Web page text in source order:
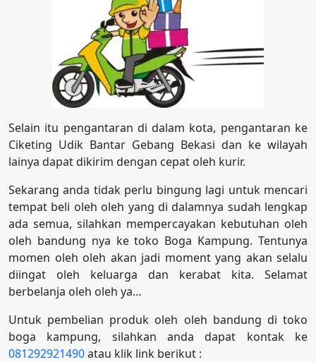
Selain itu pengantaran di dalam kota, pengantaran ke
Ciketing Udik Bantar Gebang Bekasi dan ke wilayah
lainya dapat dikirim dengan cepat oleh kurir.
Sekarang anda tidak perlu bingung lagi untuk mencari
tempat beli oleh oleh yang di dalamnya sudah lengkap
ada semua, silahkan mempercayakan kebutuhan oleh
oleh bandung nya ke toko Boga Kampung. Tentunya
momen oleh oleh akan jadi moment yang akan selalu
diingat oleh keluarga dan kerabat kita. Selamat
berbelanja oleh oleh ya…
Untuk pembelian produk oleh oleh bandung di toko
boga kampung, silahkan anda dapat kontak ke
081292921490atau klik link berikut :